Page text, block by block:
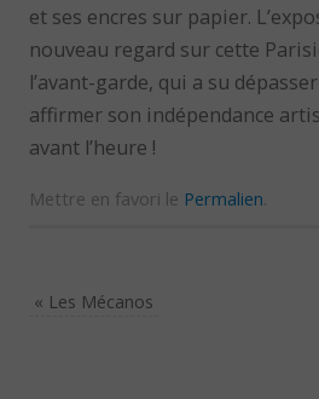
et ses encres sur papier.
nouveau regard sur cette
l’avant-garde, qui a su
affirmer son indépendance
avant l’heure !
Mettre en favori le Permalien.
« Les Mécanos